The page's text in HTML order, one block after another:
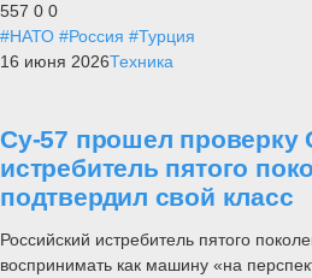
557 0 0
#НАТО #Россия #Турция
16 июня 2026Техника
Су-57 прошел проверку
истребитель пятого
подтвердил свой класс
Российский истребитель пятого
воспринимать как машину «на